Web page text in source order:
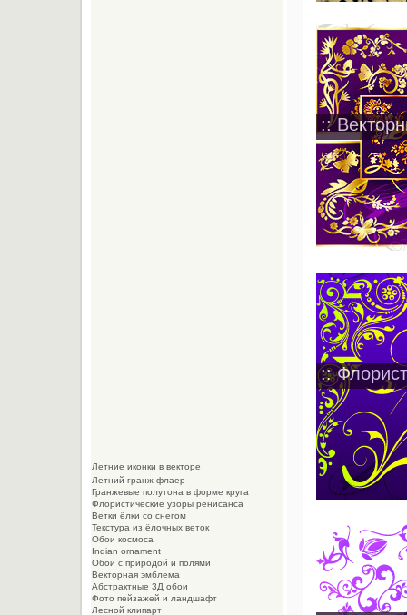
::
::
Летние иконки в векторе
Летний гранж флаер
Гранжевые полутона в форме круга
Флористические узоры ренисанса
Ветки ёлки со снегом
Текстура из ёлочных веток
Обои космоса
Indian ornament
Обои с природой и полями
Векторная эмблема
Абстрактные 3Д обои
Фото пейзажей и ландшафт
Лесной клипарт